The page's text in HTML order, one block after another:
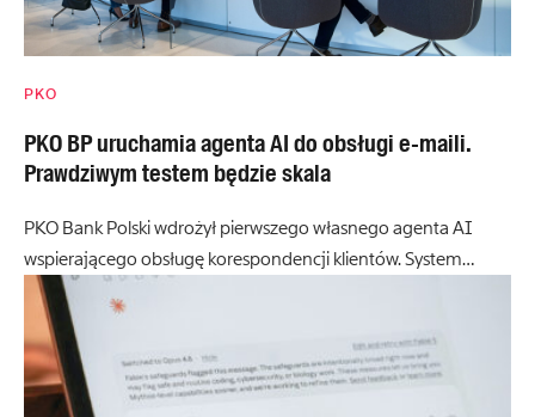
PKO
PKO BP uruchamia agenta AI do obsługi e-maili.
Prawdziwym testem będzie skala
PKO Bank Polski wdrożył pierwszego własnego agenta AI
wspierającego obsługę korespondencji klientów. System…